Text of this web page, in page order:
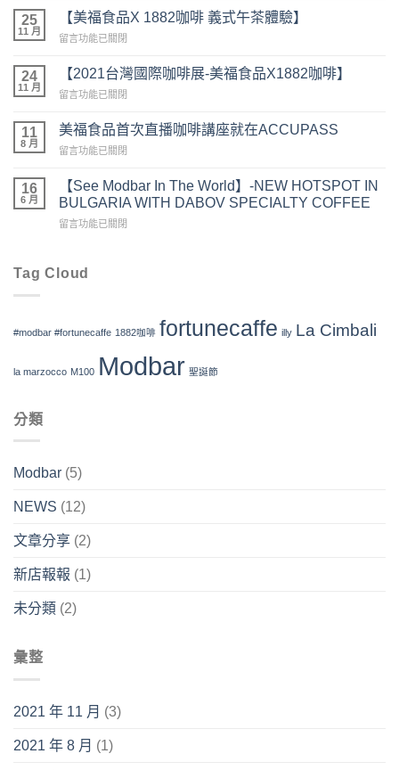
品
誕
咖
特
調
室】
費
活
25
11 月
【美福食品X 1882咖啡 義式午茶體驗】
在
品
1882
咖
啡
午
茶
留言功能已關閉
24
11 月
【2021台灣國際咖啡展-美福食品X1882咖啡】
在
台
灣
國
啡
美
品
中
留言功能已關閉
11
8 月
美福食品首次直播咖啡講座就在ACCUPASS
在
食
品
首
播
座
ACCUPASS〉
留言功能已關閉
16
6 月
【See Modbar In The World】-NEW HOTSPOT IN
BULGARIA WITH DABOV SPECIALTY COFFEE
在
In
HOTSPOT
BULGARIA
WITH
留言功能已關閉
Tag Cloud
#modbar #fortunecaffe 1882咖啡 fortunecaffe illy La Cimbali
la marzocco M100 Modbar 聖誕節
分類
Modbar (5)
NEWS (12)
文章分享 (2)
新店報報 (1)
未分類 (2)
彙整
2021 年 11 月 (3)
2021 年 8 月 (1)